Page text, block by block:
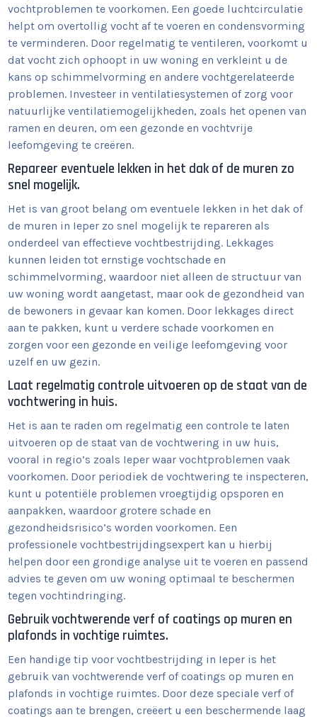
vochtproblemen te voorkomen. Een goede luchtcirculatie
helpt om overtollig vocht af te voeren en condensvorming
te verminderen. Door regelmatig te ventileren, voorkomt u
dat vocht zich ophoopt in uw woning en verkleint u de
kans op schimmelvorming en andere vochtgerelateerde
problemen. Investeer in ventilatiesystemen of zorg voor
natuurlijke ventilatiemogelijkheden, zoals het openen van
ramen en deuren, om een gezonde en vochtvrije
leefomgeving te creëren.
Repareer eventuele lekken in het dak of de muren zo
snel mogelijk.
Het is van groot belang om eventuele lekken in het dak of
de muren in Ieper zo snel mogelijk te repareren als
onderdeel van effectieve vochtbestrijding. Lekkages
kunnen leiden tot ernstige vochtschade en
schimmelvorming, waardoor niet alleen de structuur van
uw woning wordt aangetast, maar ook de gezondheid van
de bewoners in gevaar kan komen. Door lekkages direct
aan te pakken, kunt u verdere schade voorkomen en
zorgen voor een gezonde en veilige leefomgeving voor
uzelf en uw gezin.
Laat regelmatig controle uitvoeren op de staat van de
vochtwering in huis.
Het is aan te raden om regelmatig een controle te laten
uitvoeren op de staat van de vochtwering in uw huis,
vooral in regio’s zoals Ieper waar vochtproblemen vaak
voorkomen. Door periodiek de vochtwering te inspecteren,
kunt u potentiële problemen vroegtijdig opsporen en
aanpakken, waardoor grotere schade en
gezondheidsrisico’s worden voorkomen. Een
professionele vochtbestrijdingsexpert kan u hierbij
helpen door een grondige analyse uit te voeren en passend
advies te geven om uw woning optimaal te beschermen
tegen vochtindringing.
Gebruik vochtwerende verf of coatings op muren en
plafonds in vochtige ruimtes.
Een handige tip voor vochtbestrijding in Ieper is het
gebruik van vochtwerende verf of coatings op muren en
plafonds in vochtige ruimtes. Door deze speciale verf of
coatings aan te brengen, creëert u een beschermende laag